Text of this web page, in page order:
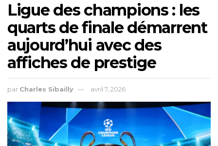
Ligue des champions : les
quarts de finale démarrent
aujourd’hui avec des
affiches de prestige
par Charles Sibailly avril 7, 2026